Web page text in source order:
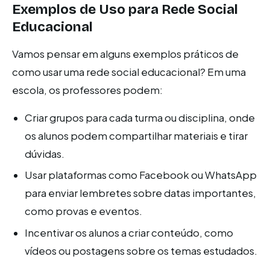
Exemplos de Uso para Rede Social
Educacional
Vamos pensar em alguns exemplos práticos de
como usar uma rede social educacional? Em uma
escola, os professores podem:
Criar grupos para cada turma ou disciplina, onde
os alunos podem compartilhar materiais e tirar
dúvidas.
Usar plataformas como Facebook ou WhatsApp
para enviar lembretes sobre datas importantes,
como provas e eventos.
Incentivar os alunos a criar conteúdo, como
vídeos ou postagens sobre os temas estudados.